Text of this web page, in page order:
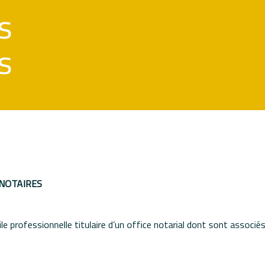
professionnelle titulaire d’un office notarial dont sont